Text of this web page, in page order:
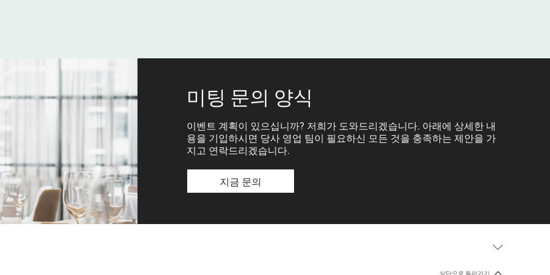
미팅 문의 양식
이벤트 계획이 있으십니까? 저희가 도와드리겠습니다. 아래에 상세한 내
용을 기입하시면 당사 영업 팀이 필요하신 모든 것을 충족하는 제안을 가
지고 연락드리겠습니다.
지금 문의